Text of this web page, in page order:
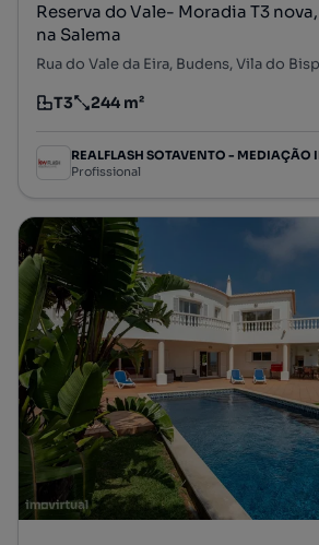
Reserva do Vale- Moradia T3
na Salema
Rua do Vale da Eira, Budens, Vila do
Tipologia
T3
Preço por metro quadrado
244 m²
REALFLASH SOTAVENTO -
Profissional